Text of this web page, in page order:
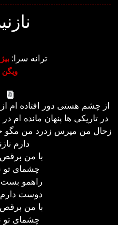
ترانه سرا:
ویگن
از چشم هستی دور افتاده ام
در تاریکی ها پنهان مانده ام
زحال من مپرس زدرد من مگو
دارم
با من برقص
چشمای تو
راهمو بست
دوست دارم
با من برقص
چشمای تو